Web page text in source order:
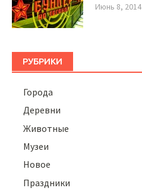
Июнь 8, 2014
РУБРИКИ
Города
Деревни
Животные
Музеи
Новое
Праздники